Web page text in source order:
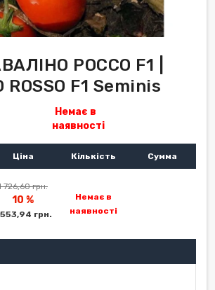
РОССО F1 |
ROSSO F1 Seminis
Немає в
наявності
Ціна Кількість Сумма
726,60 грн.
10 %
553,94 грн.
Немає в
наявності